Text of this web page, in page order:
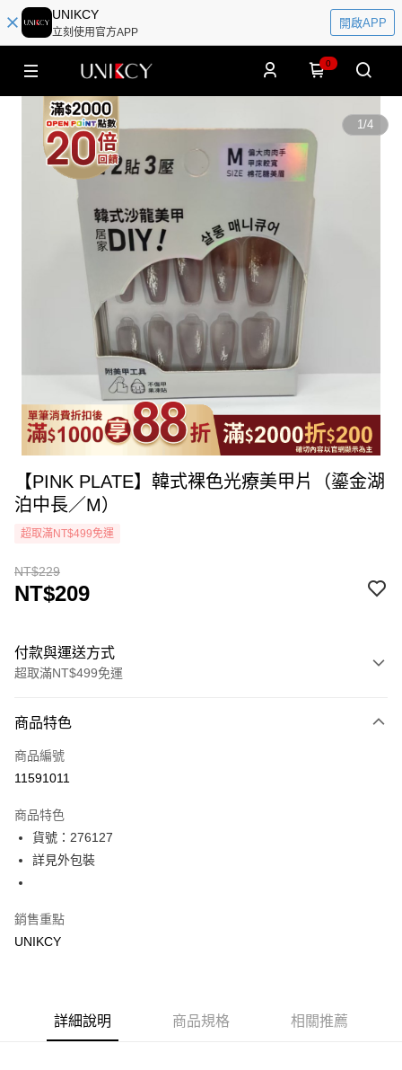
UNIKCY
立刻使用官方APP
開啟APP
0
1/4
【PINK PLATE】韓式裸色光療美甲片（鎏金湖
泊中長／M）
超取滿NT$499免運
NT$229
NT$209
付款與運送方式
超取滿NT$499免運
icash Pay
信用卡一次付款
LINE Pay
Apple Pay
7-11取貨付款［需3-5個工作天不含預購商品］
商品特色
商品編號
11591011
商品特色
貨號：276127
詳見外包裝
銷售重點
UNIKCY
詳細說明 商品規格 相關推薦